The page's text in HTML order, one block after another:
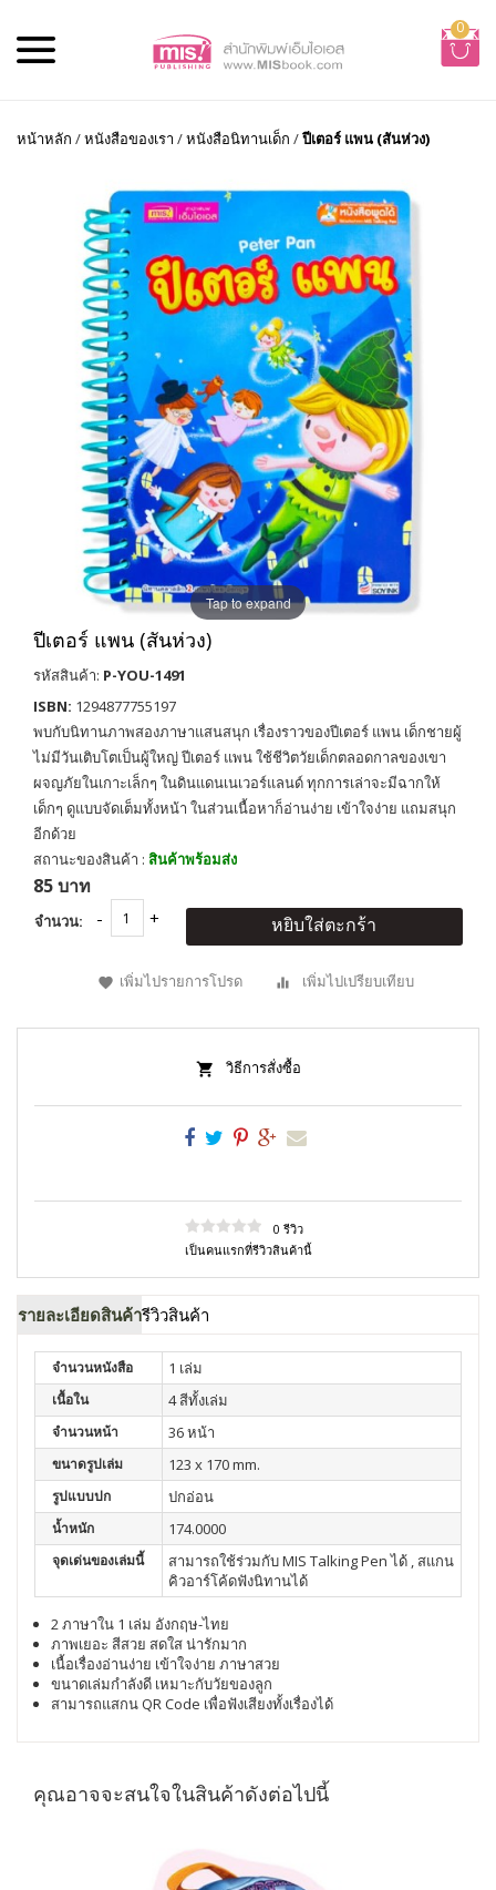
0
หน้าหลัก /หนังสือของเรา /หนังสือนิทานเด็ก /ปีเตอร์ แพน (สันห่วง)
Tap to expand
ปีเตอร์ แพน (สันห่วง)
รหัสสินค้า: P-YOU-1491
ISBN: 1294877755197
พบกับนิทานภาพสองภาษาแสนสนุก เรื่องราวของปีเตอร์ แพน เด็กชายผู้
ไม่มีวันเติบโตเป็นผู้ใหญ่ ปีเตอร์ แพน ใช้ชีวิตวัยเด็กตลอดกาลของเขา
ผจญภัยในเกาะเล็กๆ ในดินแดนเนเวอร์แลนด์ ทุกการเล่าจะมีฉากให้
เด็กๆ ดูแบบจัดเต็มทั้งหน้า ในส่วนเนื้อหาก็อ่านง่าย เข้าใจง่าย แถมสนุก
อีกด้วย
สถานะของสินค้า : สินค้าพร้อมส่ง
85 บาท
จำนวน: หยิบใส่ตะกร้า
เพิ่มไปรายการโปรด เพิ่มไปเปรียบเทียบ
วิธีการสั่งซื้อ
0 รีวิว
เป็นคนแรกที่รีวิวสินค้านี้
รายละเอียดสินค้ารีวิวสินค้า
จำนวนหนังสือ 1 เล่ม
เนื้อใน 4 สีทั้งเล่ม
จำนวนหน้า 36 หน้า
ขนาดรูปเล่ม 123 x 170 mm.
รูปแบบปก ปกอ่อน
น้ำหนัก 174.0000
จุดเด่นของเล่มนี้
สามารถใช้ร่วมกับ MIS Talking Pen ได้ , สแกน
คิวอาร์โค้ดฟังนิทานได้
2 ภาษาใน 1 เล่ม อังกฤษ-ไทย
ภาพเยอะ สีสวย สดใส น่ารักมาก
เนื้อเรื่องอ่านง่าย เข้าใจง่าย ภาษาสวย
ขนาดเล่มกำลังดี เหมาะกับวัยของลูก
สามารถแสกน QR Code เพื่อฟังเสียงทั้งเรื่องได้
คุณอาจจะสนใจในสินค้าดังต่อไปนี้